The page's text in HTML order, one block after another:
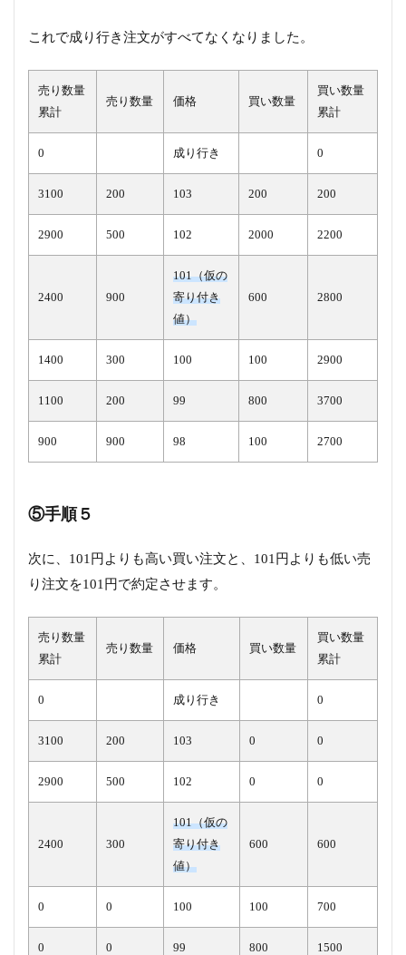
これで成り行き注文がすべてなくなりました。
売り数量
累計
売り数量 価格 買い数量
買い数量
累計
0 成り行き 0
3100 200 103 200 200
2900 500 102 2000 2200
2400 900
101（仮の
寄り付き
値）
600 2800
1400 300 100 100 2900
1100 200 99 800 3700
900 900 98 100 2700
⑤手順５
次に、101円よりも高い買い注文と、101円よりも低い売
り注文を101円で約定させます。
売り数量
累計
売り数量 価格 買い数量
買い数量
累計
0 成り行き 0
3100 200 103 0 0
2900 500 102 0 0
2400 300
101（仮の
寄り付き
値）
600 600
0 0 100 100 700
0 0 99 800 1500